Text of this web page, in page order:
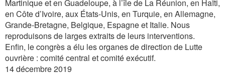
Martinique et en Guadeloupe, à l’île de La Réunion, en Haïti,
en Côte d’Ivoire, aux États-Unis, en Turquie, en Allemagne,
Grande-Bretagne, Belgique, Espagne et Italie. Nous
reproduisons de larges extraits de leurs interventions.
Enfin, le congrès a élu les organes de direction de Lutte
ouvrière : comité central et comité exécutif.
14 décembre 2019